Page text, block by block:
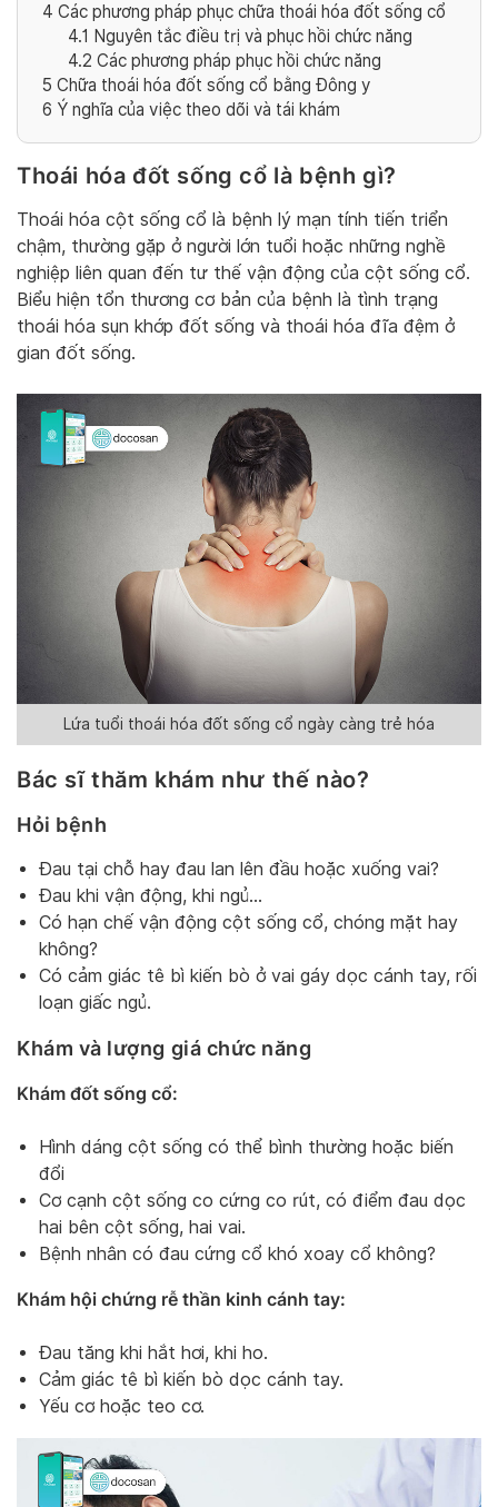
4 Các phương pháp phục chữa thoái hóa đốt sống cổ
4.1 Nguyên tắc điều trị và phục hồi chức năng
4.2 Các phương pháp phục hồi chức năng
5 Chữa thoái hóa đốt sống cổ bằng Đông y
6 Ý nghĩa của việc theo dõi và tái khám
Thoái hóa đốt sống cổ là bệnh gì?
Thoái hóa cột sống cổ là bệnh lý mạn tính tiến triển
chậm, thường gặp ở người lớn tuổi hoặc những nghề
nghiệp liên quan đến tư thế vận động của cột sống cổ.
Biểu hiện tổn thương cơ bản của bệnh là tình trạng
thoái hóa sụn khớp đốt sống và thoái hóa đĩa đệm ở
gian đốt sống.
Lứa tuổi thoái hóa đốt sống cổ ngày càng trẻ hóa
Bác sĩ thăm khám như thế nào?
Hỏi bệnh
Đau tại chỗ hay đau lan lên đầu hoặc xuống vai?
Đau khi vận động, khi ngủ…
Có hạn chế vận động cột sống cổ, chóng mặt hay
không?
Có cảm giác tê bì kiến bò ở vai gáy dọc cánh tay, rối
loạn giấc ngủ.
Khám và lượng giá chức năng
Khám đốt sống cổ:
Hình dáng cột sống có thể bình thường hoặc biến
đổi
Cơ cạnh cột sống co cứng co rút, có điểm đau dọc
hai bên cột sống, hai vai.
Bệnh nhân có đau cứng cổ khó xoay cổ không?
Khám hội chứng rễ thần kinh cánh tay:
Đau tăng khi hắt hơi, khi ho.
Cảm giác tê bì kiến bò dọc cánh tay.
Yếu cơ hoặc teo cơ.